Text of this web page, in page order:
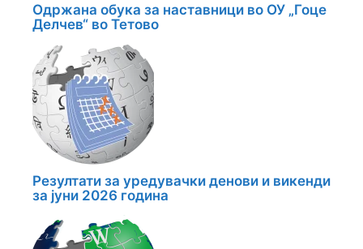
Одржана обука за наставници во ОУ „Гоце
Делчев“ во Тетово
Резултати за уредувачки денови и викенди
за јуни 2026 година